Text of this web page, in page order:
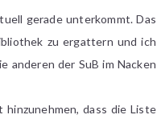
gerade unterkommt. Das
zu ergattern und ich
anderen der SuB im Nacken
dass die Liste